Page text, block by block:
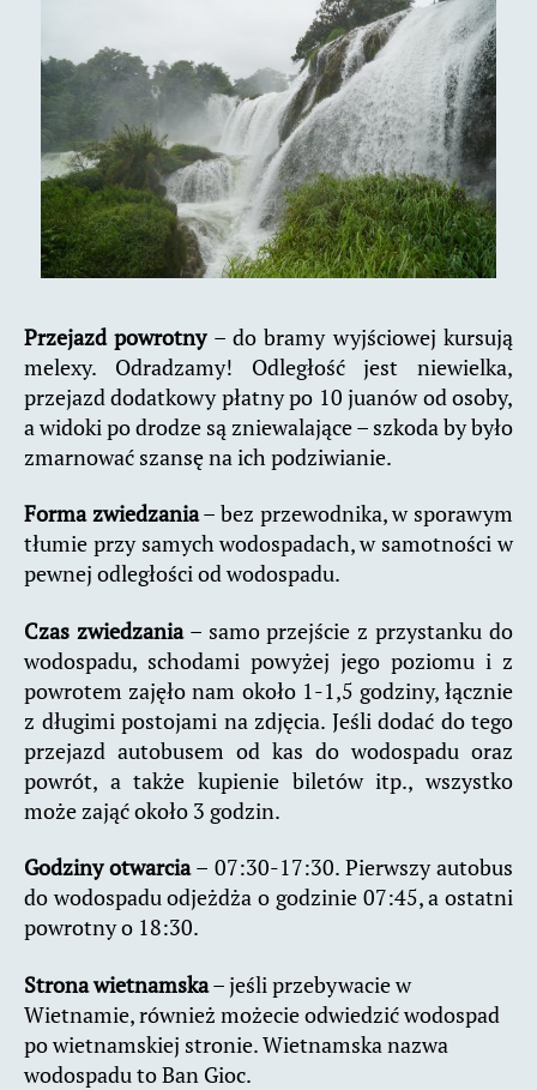
Przejazd powrotny– do bramy wyjściowej kursują
melexy. Odradzamy! Odległość jest niewielka,
przejazd dodatkowy płatny po 10 juanów od osoby,
a widoki po drodze są zniewalające – szkoda by było
zmarnować szansę na ich podziwianie.
Forma zwiedzania– bez przewodnika, w sporawym
tłumie przy samych wodospadach, w samotności w
pewnej odległości od wodospadu.
Czas zwiedzania– samo przejście z przystanku do
wodospadu, schodami powyżej jego poziomu i z
powrotem zajęło nam około 1-1,5 godziny, łącznie
z długimi postojami na zdjęcia. Jeśli dodać do tego
przejazd autobusem od kas do wodospadu oraz
powrót, a także kupienie biletów itp., wszystko
może zająć około 3 godzin.
Godziny otwarcia– 07:30-17:30. Pierwszy autobus
do wodospadu odjeżdża o godzinie 07:45, a ostatni
powrotny o 18:30.
Strona wietnamska– jeśli przebywacie w
Wietnamie, również możecie odwiedzić wodospad
po wietnamskiej stronie. Wietnamska nazwa
wodospadu to Ban Gioc.